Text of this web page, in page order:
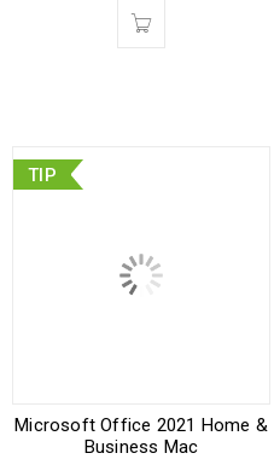
TIP
Microsoft Office 2021 Home &
Business Mac